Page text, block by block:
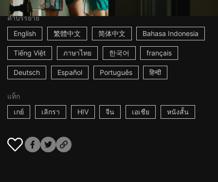
คำบรรยาย
English
繁體中文 简体中文 Bahasa Indonesia
Tiếng Việt ภาษาไทย 한국어 français
Deutsch Español Português हिन्दी
แท็ก
เกย์
เลิกรา HIV จีน เอเชีย หนังสั้น